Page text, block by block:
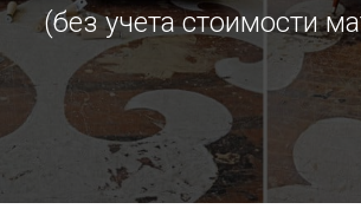
(без учета стоимости